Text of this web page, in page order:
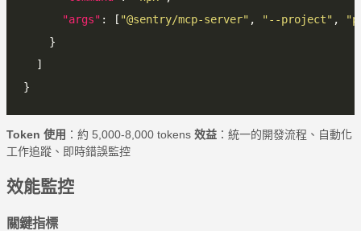
"args" : [ "@sentry/mcp-server" , "--project" ,
Token 使用 ：約 5,000-8,000 tokens 效益 ：統一的開發流程、自動化
工作追蹤、即時錯誤監控
效能監控
關鍵指標